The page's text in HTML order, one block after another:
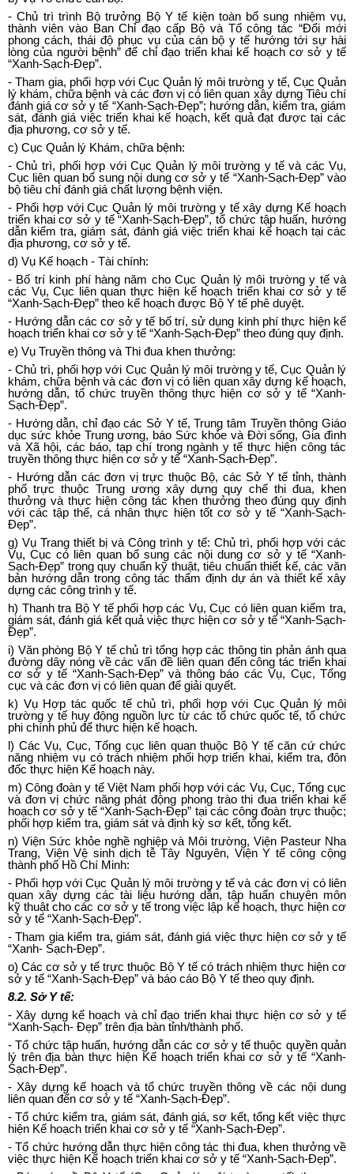
-Chủ trì trình Bộ trưởng Bộ Y tế kiện toàn bổ sung nhiệm vụ,
thành viên vào Ban Chỉ đạo cấp Bộ và Tổ công tác “Đổi mới
phong cách, thái độ phục vụ của cán bộ y tế hướng tới sự hài
lòng của người bệnh” để chỉ đạo triển khai kế hoạch cơ sở y tế
“Xanh-Sạch-Đẹp”.
-Tham gia, phối hợp với Cục Quản lý môi trường y tế, Cục Quản
lý khám, chữa bệnh và các đơn vị có liên quan xây dựng Tiêu chí
đánh giá cơ sở y tế “Xanh-Sạch-Đẹp”; hướng dẫn, kiểm tra, giám
sát, đánh giá việc triển khai kế hoạch, kết quả đạt được tại các
địa phương, cơ sở y tế.
c) Cục Quản lý Khám, chữa bệnh:
-Chủ trì, phối hợp với Cục Quản lý môi trường y tế và các Vụ,
Cục liên quan bổ sung nội dung cơ sở y tế “Xanh-Sạch-Đẹp” vào
bộ tiêu chí đánh giá chất lượng bệnh viện.
- Phối hợp với Cục Quản lý môi trường y tế xây dựng Kế hoạch
triển khai cơ sở y tế “Xanh-Sạch-Đẹp”, tổ chức tập huấn, hướng
dẫn kiểm tra, giám sát, đánh giá việc triển khai kế hoạch tại các
địa phương, cơ sở y tế.
d) Vụ Kế hoạch - Tài chính:
- Bố trí kinh phí hàng năm cho Cục Quản lý môi trường y tế và
các Vụ, Cục liên quan thực hiện kế hoạch triển khai cơ sở y tế
“Xanh-Sạch-Đẹp” theo kế hoạch được Bộ Y tế phê duyệt.
- Hướng dẫn các cơ sở y tế bố trí, sử dụng kinh phí thực hiện kế
hoạch triển khai cơ sở y tế “Xanh-Sạch-Đẹp” theo đúng quy định.
e) Vụ Truyền thông và Thi đua khen thưởng:
-Chủ trì, phối hợp với Cục Quản lý môi trường y tế, Cục Quản lý
khám, chữa bệnh và các đơn vị có liên quan xây dựng kế hoạch,
hướng dẫn, tổ chức truyền thông thực hiện cơ sở y tế “Xanh-
Sạch-Đẹp”.
- Hướng dẫn, chỉ đạo các Sở Y tế, Trung tâm Truyền thông Giáo
dục sức khỏe Trung ương, báo Sức khỏe và Đời sống, Gia đình
và Xã hội, các báo, tạp chí trong ngành y tế thực hiện công tác
truyền thông thực hiện cơ sở y tế “Xanh-Sạch-Đẹp”.
- Hướng dẫn các đơn vị trực thuộc Bộ, các Sở Y tế tỉnh, thành
phố trực thuộc Trung ương xây dựng quy chế thi đua, khen
thưởng và thực hiện công tác khen thưởng theo đúng quy định
với các tập thể, cá nhân thực hiện tốt cơ sở y tế “Xanh-Sạch-
Đẹp”.
g)Vụ Trang thiết bị và Công trình y tế: Chủ trì, phối hợp với các
Vụ, Cục có liên quan bổ sung các nội dung cơ sở y tế “Xanh-
Sạch-Đẹp” trong quy chuẩn kỹ thuật, tiêu chuẩn thiết kế, các văn
bản hướng dẫn trong công tác thẩm định dự án và thiết kế xây
dựng các công trình y tế.
h) Thanh tra Bộ Y tế phối hợp các Vụ, Cục có liên quan kiểm tra,
giám sát, đánh giá kết quả việc thực hiện cơ sở y tế “Xanh-Sạch-
Đẹp”.
i) Văn phòng Bộ Y tế chủ trì tổng hợp các thông tin phản ánh qua
đường dây nóng về các vấn đề liên quan đến công tác triển khai
cơ sở y tế “Xanh-Sạch-Đẹp” và thông báo các Vụ, Cục, Tổng
cục và các đơn vị có liên quan để giải quyết.
k) Vụ Hợp tác quốc tế chủ trì, phối hợp với Cục Quản lý môi
trường y tế huy động nguồn lực từ các tổ chức quốc tế, tổchức
phi chính phủ để thực hiện kế hoạch.
l) Các Vụ, Cục, Tổng cục liên quan thuộc Bộ Y tế căn cứ chức
năng nhiệm vụ có trách nhiệm phối hợp triển khai, kiểm tra, đôn
đốc thực hiện Kế hoạch này.
m) Công đoàn y tế Việt Nam phối hợp với các Vụ, Cục, Tổng cục
và đơn vị chức năng phát động phong trào thi đua triển khai kế
hoạch cơ sở y tế “Xanh-Sạch-Đẹp” tại các công đoàn trực thuộc;
phối hợp kiểm tra, giám sát và định kỳ sơ kết, tổng kết.
n) Viện Sức khỏe nghề nghiệp và Môi trường, Viện Pasteur Nha
Trang, Viện Vệ sinh dịch tễ Tây Nguyên, Viện Y tế công cộng
thành phố Hồ Chí Minh:
- Phối hợp với Cục Quản lý môi trường y tế và các đơnvị có liên
quan xây dựng các tài liệu hướng dẫn, tập huấn chuyên môn
kỹthuật cho các cơ sởy tếtrong việc lập kế hoạch, thực hiện cơ
sở y tế “Xanh-Sạch-Đẹp”.
-Tham gia kiểm tra, giám sát, đánh giá việc thực hiện cơ sở y tế
“Xanh- Sạch-Đẹp”.
o) Các cơ sở y tế trực thuộc Bộ Y tế có trách nhiệm thực hiện cơ
sở y tế “Xanh-Sạch-Đẹp” và báo cáo Bộ Y tế theo quy định.
8.2. Sở Y tế:
-Xây dựng kế hoạch và chỉ đạo triển khai thực hiện cơ sở y tế
“Xanh-Sạch- Đẹp” trên địa bàn tỉnh/thành phố.
-Tổ chức tập huấn, hướng dẫn các cơ sở y tế thuộc quyền quản
lý trên địa bàn thực hiện Kế hoạch triển khai cơ sở y tế “Xanh-
Sạch-Đẹp”.
- Xây dựng kế hoạch và tổ chức truyền thông về các nội dung
liên quan đến cơ sở y tế “Xanh-Sạch-Đẹp”.
-Tổ chức kiểm tra, giám sát, đánh giá, sơ kết, tổng kết việc thực
hiện Kế hoạch triển khai cơ sở y tế “Xanh-Sạch-Đẹp”.
-Tổ chức hướng dẫn thực hiện công tác thi đua, khen thưởng về
việc thực hiện Kế hoạch triển khai cơ sở y tế “Xanh-Sạch-Đẹp”.